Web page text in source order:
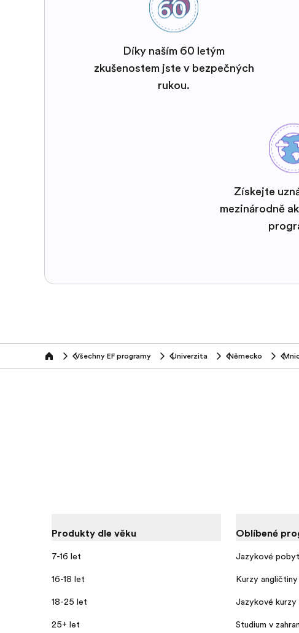
Díky naším 60 letým
zkušenostem jste v bezpečných
rukou.
Získejte
mezinárodně
home Všechny EF programy Univerzita Německo
Produkty dle věku
7-16 let
16-18 let
18-25 let
25+ let
Oblíbené
Jazykové
Kurzy
Jazykové
Studium v